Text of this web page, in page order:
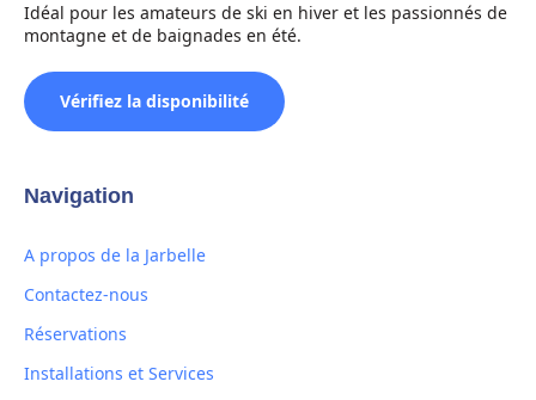
Idéal pour les amateurs de ski en hiver et les passionnés de
montagne et de baignades en été.
Vérifiez la disponibilité
Navigation
A propos de la Jarbelle
Contactez-nous
Réservations
Installations et Services